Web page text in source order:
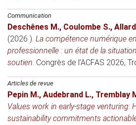
Communication
Deschênes M., Coulombe S.,
(2026 ). La compétence numérique
professionnelle : un état de la
soutien. Congrès de l’ACFAS 2026,
Articles de revue
Pepin M., Audebrand L., Tremblay
Values work in early-stage venturing:
sustainability commitments